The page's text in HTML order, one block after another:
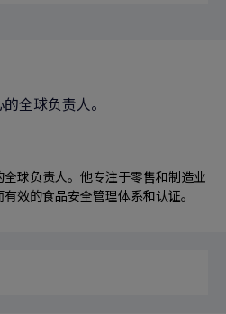
全球负责人。
球负责人。他专注于零售和制造业
效的食品安全管理体系和认证。